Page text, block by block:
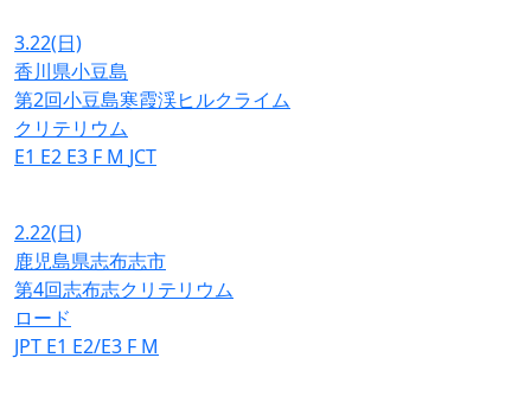
3.22(日)
香川県小豆島
第2回小豆島寒霞渓ヒルクライム
クリテリウム
E1 E2 E3 F M JCT
2.22(日)
鹿児島県志布志市
第4回志布志クリテリウム
ロード
JPT E1 E2/E3 F M